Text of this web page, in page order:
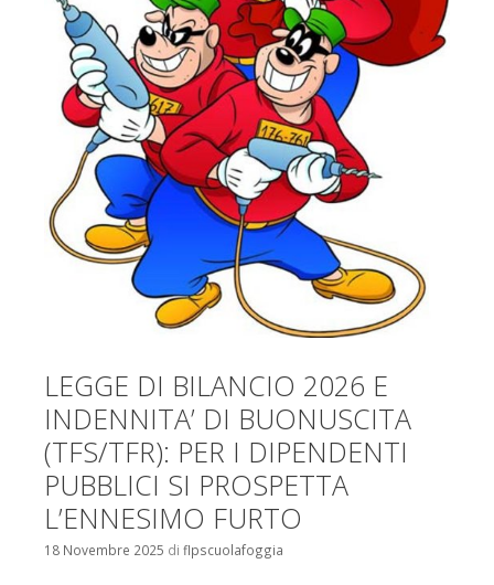
LEGGE DI BILANCIO 2026 E
INDENNITA’ DI BUONUSCITA
(TFS/TFR): PER I DIPENDENTI
PUBBLICI SI PROSPETTA
L’ENNESIMO FURTO
18 Novembre 2025 di flpscuolafoggia